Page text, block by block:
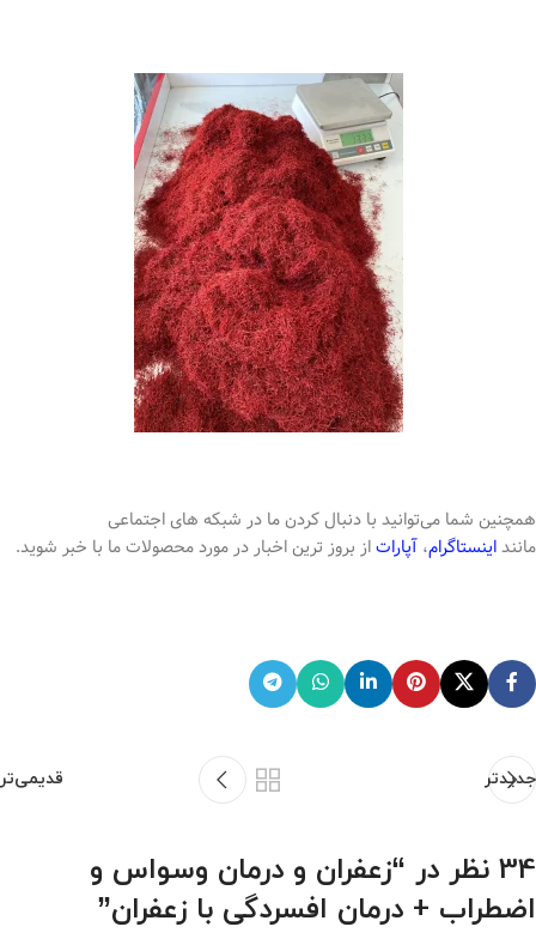
همچنین شما می‌توانید با دنبال کردن ما در شبکه های اجتماعی
ماننداینستاگرام، آپاراتاز بروز ترین اخبار در مورد محصولات ما با خبر شوید.
جدیدتر قدیمی‌تر
34 نظر در “
زعفران و درمان وسواس و
اضطراب + درمان افسردگی با زعفران”